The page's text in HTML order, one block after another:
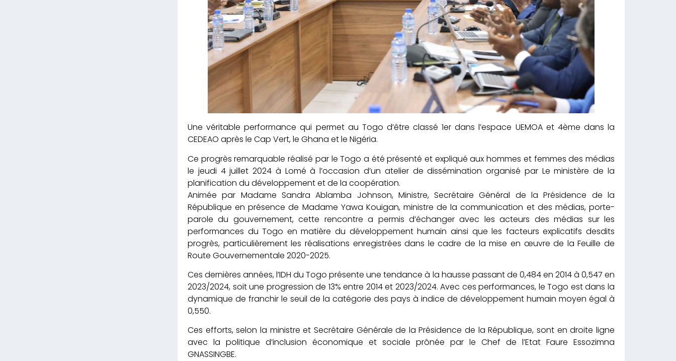
Une véritable performance qui permet au Togo d’être classé 1er dans l’espace UEMOA et 4ème dans la
CEDEAO après le Cap Vert, le Ghana et le Nigéria.
Ce progrès remarquable réalisé par le Togo a été présenté et expliqué aux hommes et femmes des médias
le jeudi 4 juillet 2024 à Lomé à l’occasion d’un atelier de dissémination organisé par Le ministère de la
planification du développement et de la coopération.
Animée par Madame Sandra Ablamba Johnson, Ministre, Secrétaire Général de la Présidence de la
République en présence de Madame Yawa Kouigan, ministre de la communication et des médias, porte-
parole du gouvernement, cette rencontre a permis d’échanger avec les acteurs des médias sur les
performances du Togo en matière du développement humain ainsi que les facteurs explicatifs desdits
progrès, particulièrement les réalisations enregistrées dans le cadre de la mise en œuvre de la Feuille de
Route Gouvernementale 2020-2025.
Ces dernières années, l’IDH du Togo présente une tendance à la hausse passant de 0,484 en 2014 à 0,547 en
2023/2024, soit une progression de 13% entre 2014 et 2023/2024. Avec ces performances, le Togo est dans la
dynamique de franchir le seuil de la catégorie des pays à indice de développement humain moyen égal à
0,550.
Ces efforts, selon la ministre et Secrétaire Générale de la Présidence de la République, sont en droite ligne
avec la politique d’inclusion économique et sociale prônée par le Chef de l’Etat Faure Essozimna
GNASSINGBE.